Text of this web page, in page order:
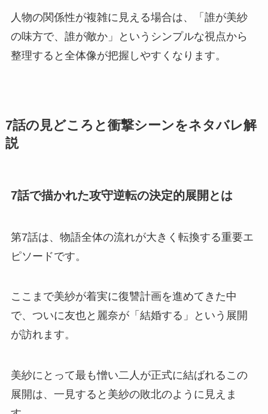
人物の関係性が複雑に見える場合は、「誰が美紗
の味方で、誰が敵か」というシンプルな視点から
整理すると全体像が把握しやすくなります。
7話の見どころと衝撃シーンをネタバレ解
説
7話で描かれた攻守逆転の決定的展開とは
第7話は、物語全体の流れが大きく転換する重要エ
ピソードです。
ここまで美紗が着実に復讐計画を進めてきた中
で、ついに友也と麗奈が「結婚する」という展開
が訪れます。
美紗にとって最も憎い二人が正式に結ばれるこの
展開は、一見すると美紗の敗北のように見えま